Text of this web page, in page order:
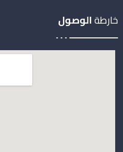
خارطةالوصول